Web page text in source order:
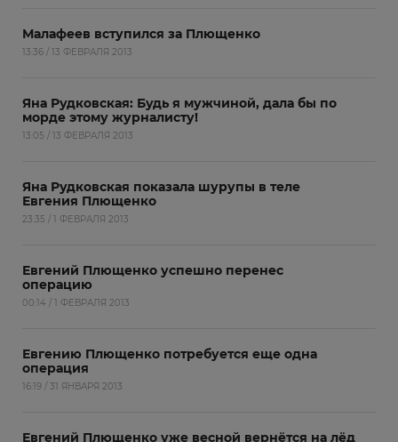
Малафеев вступился за Плющенко
13:36 / 13 ФЕВРАЛЯ 2013
Яна Рудковская: Будь я мужчиной, дала бы по
морде этому журналисту!
13:05 / 13 ФЕВРАЛЯ 2013
Яна Рудковская показала шурупы в теле
Евгения Плющенко
23:35 / 1 ФЕВРАЛЯ 2013
Евгений Плющенко успешно перенес
операцию
00:14 / 1 ФЕВРАЛЯ 2013
Евгению Плющенко потребуется еще одна
операция
16:19 / 31 ЯНВАРЯ 2013
Евгений Плющенко уже весной вернётся на лёд